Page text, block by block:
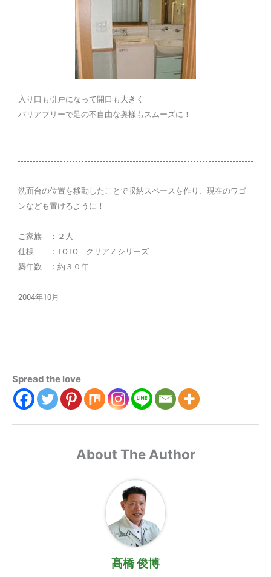
入り口も引戸になって開口も大きく
バリアフリーで足の不自由な奥様もスムーズに！
洗面台の位置を移動したことで収納スペースを作り、現在のワゴ
ンなども置けるように！
ご家族 ：２人
仕様 ：TOTO クリアＺシリーズ
築年数 ：約３０年
2004年10月
Spread the love
About The Author
髙橋 俊博